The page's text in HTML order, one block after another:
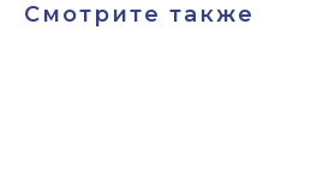
Смотрите также